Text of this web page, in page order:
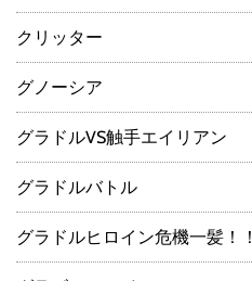
クリッター
グノーシア
グラドルVS触手エイリアン
グラドルバトル
グラドルヒロイン危機一髪！！